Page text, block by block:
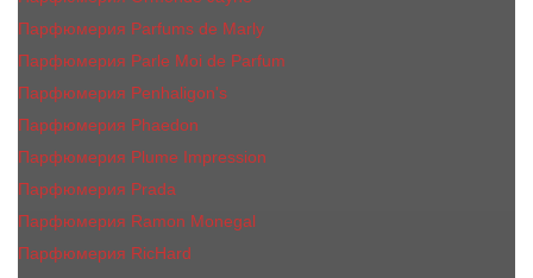
Парфюмерия Parfums de Marly
Парфюмерия Parle Moi de Parfum
Парфюмерия Penhaligon's
Парфюмерия Phaedon
Парфюмерия Plume Impression
Парфюмерия Prada
Парфюмерия Ramon Monegal
Парфюмерия RicHard